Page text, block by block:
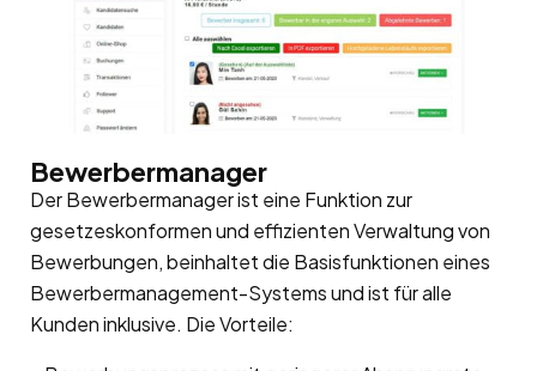
Bewerbermanager
Der Bewerbermanager ist eine Funktion zur
gesetzeskonformen und effizienten Verwaltung von
Bewerbungen, beinhaltet die Basisfunktionen eines
Bewerbermanagement-Systems und ist für alle
Kunden inklusive. Die Vorteile: